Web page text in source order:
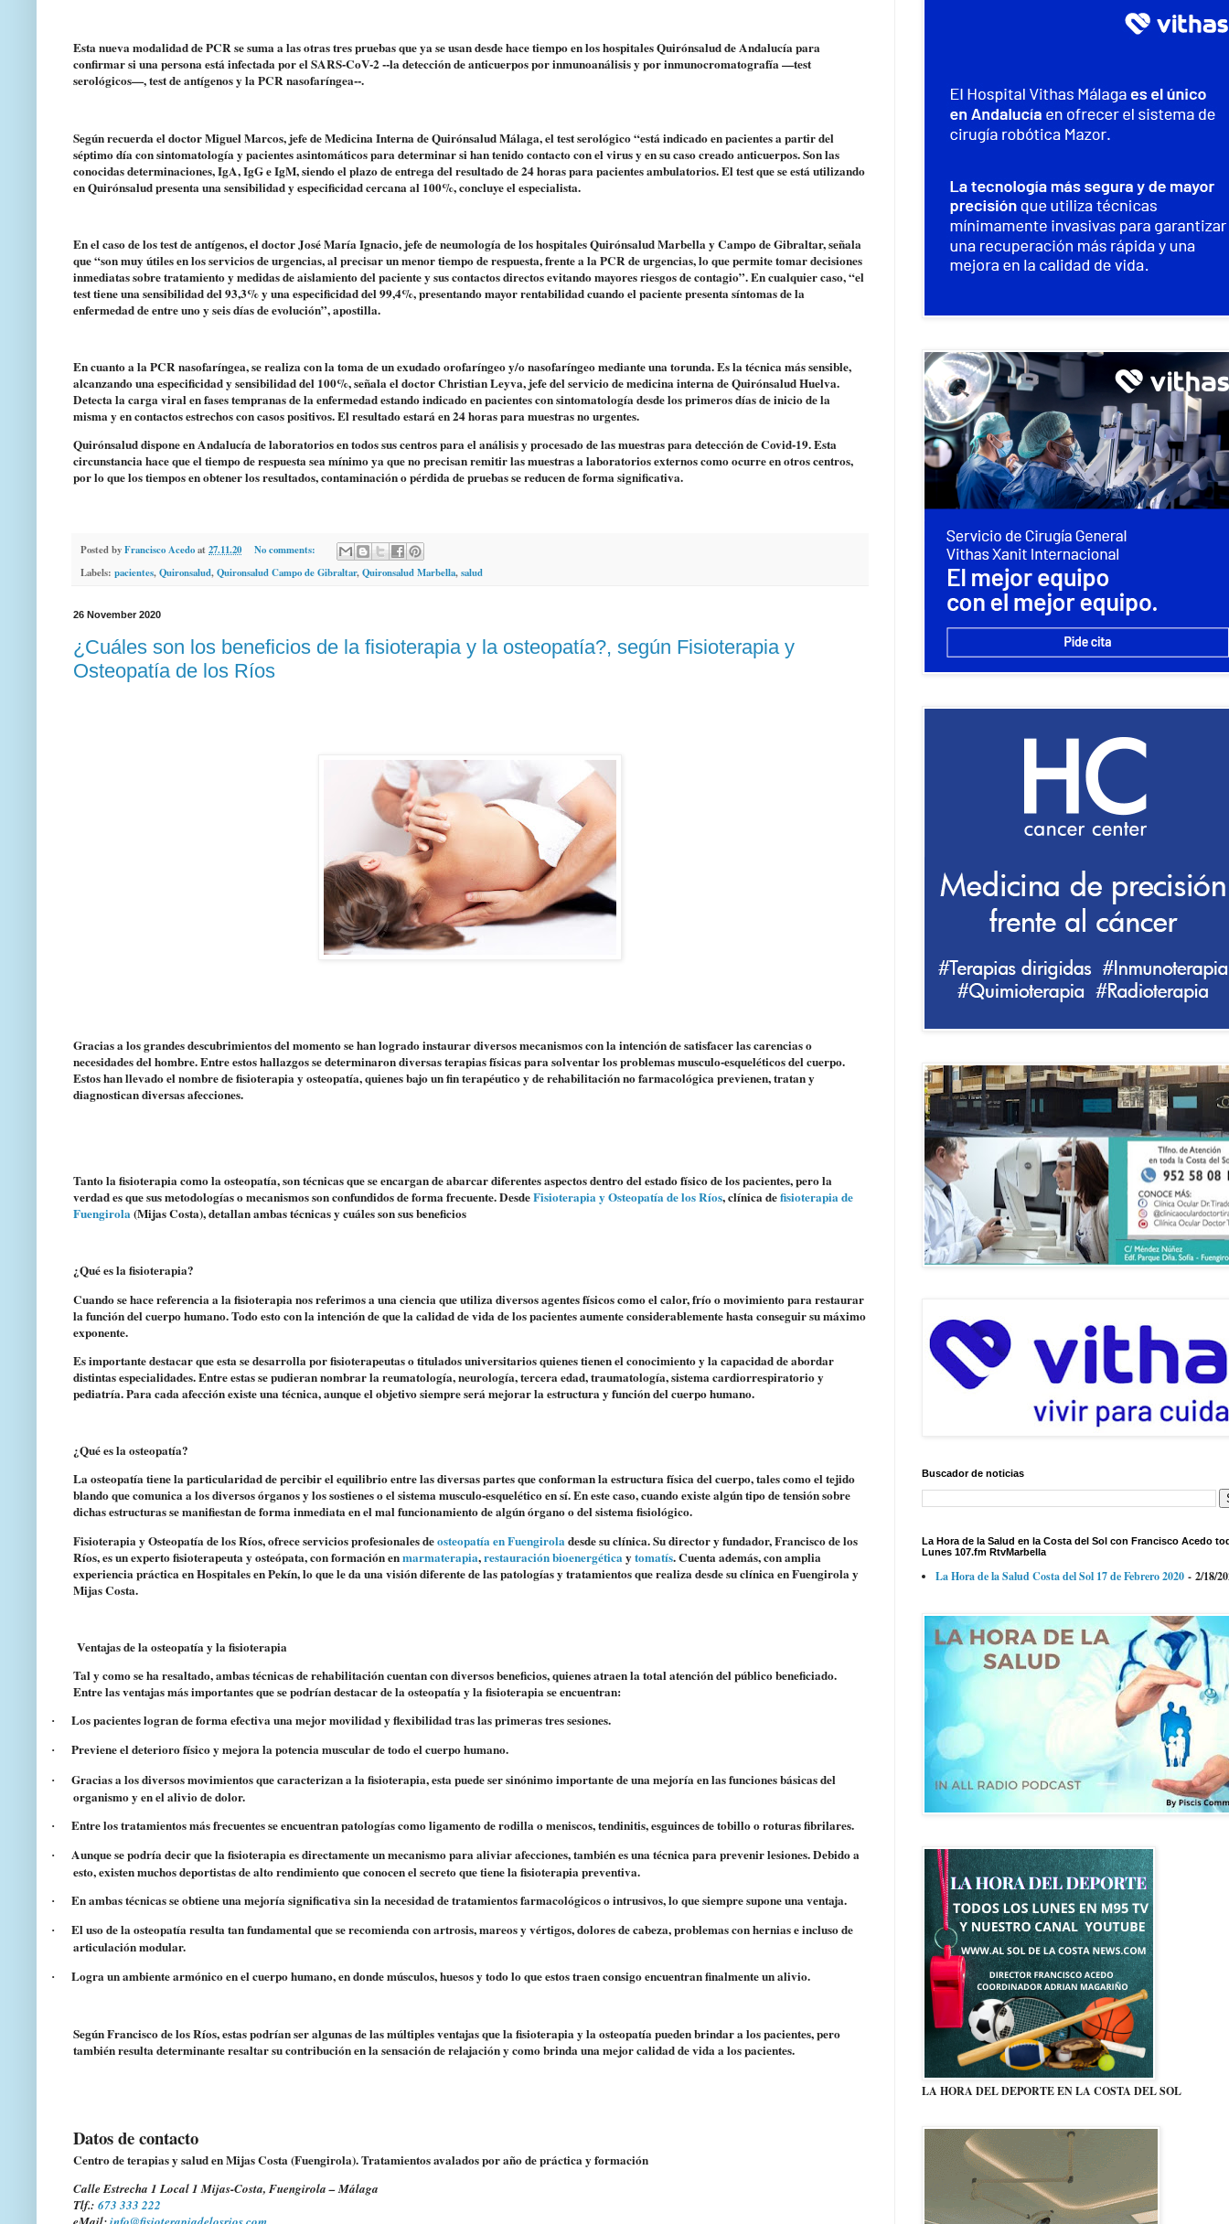
Esta nueva modalidad de PCR se suma a las otras tres pruebas que ya se usan desde hace tiempo en los hospitales Quirónsalud de Andalucía para
confirmar si una persona está infectada por el SARS-CoV-2 --la detección de anticuerpos por inmunoanálisis y por inmunocromatografía —test
serológicos—, test de antígenos y la PCR nasofaríngea--.
Según recuerda el doctor Miguel Marcos, jefe de Medicina Interna de Quirónsalud Málaga, el test serológico “está indicado en pacientes a partir del
séptimo día con sintomatología y pacientes asintomáticos para determinar si han tenido contacto con el virus y en su caso creado anticuerpos. Son las
conocidas determinaciones, IgA, IgG e IgM, siendo el plazo de entrega del resultado de 24 horas para pacientes ambulatorios. El test que se está utilizando
en Quirónsalud presenta una sensibilidad y especificidad cercana al 100%, concluye el especialista.
En el caso de los test de antígenos, el doctor José María Ignacio, jefe de neumología de los hospitales Quirónsalud Marbella y Campo de Gibraltar, señala
que “son muy útiles en los servicios de urgencias, al precisar un menor tiempo de respuesta, frente a la PCR de urgencias, lo que permite tomar decisiones
inmediatas sobre tratamiento y medidas de aislamiento del paciente y sus contactos directos evitando mayores riesgos de contagio”. En cualquier caso, “el
test tiene una sensibilidad del 93,3% y una especificidad del 99,4%, presentando mayor rentabilidad cuando el paciente presenta síntomas de la
enfermedad de entre uno y seis días de evolución”, apostilla.
En cuanto a la PCR nasofaríngea, se realiza con la toma de un exudado orofaríngeo y/o nasofaríngeo mediante una torunda. Es la técnica más sensible,
alcanzando una especificidad y sensibilidad del 100%, señala el doctor Christian Leyva, jefe del servicio de medicina interna de Quirónsalud Huelva.
Detecta la carga viral en fases tempranas de la enfermedad estando indicado en pacientes con sintomatología desde los primeros días de inicio de la
misma y en contactos estrechos con casos positivos. El resultado estará en 24 horas para muestras no urgentes.
Quirónsalud dispone en Andalucía de laboratorios en todos sus centros para el análisis y procesado de las muestras para detección de Covid-19. Esta
circunstancia hace que el tiempo de respuesta sea mínimo ya que no precisan remitir las muestras a laboratorios externos como ocurre en otros centros,
por lo que los tiempos en obtener los resultados, contaminación o pérdida de pruebas se reducen de forma significativa.
Posted byFrancisco Acedoat 27.11.20
No comments:
Labels: pacientes,Quironsalud,Quironsalud Campo de Gibraltar,Quironsalud Marbella,salud
26 November 2020
¿Cuáles son los beneficios de la fisioterapia y la osteopatía?, según Fisioterapia y
Osteopatía de los Ríos
Gracias a los grandes descubrimientos del momento se han logrado instaurar diversos mecanismos con la intención de satisfacer las carencias o
necesidades del hombre. Entre estos hallazgos se determinaron diversas terapias físicas para solventar los problemas musculo-esqueléticos del cuerpo.
Estos han llevado el nombre de fisioterapia y osteopatía, quienes bajo un fin terapéutico y de rehabilitación no farmacológica previenen, tratan y
diagnostican diversas afecciones.
Tanto la fisioterapia como la osteopatía, son técnicas que se encargan de abarcar diferentes aspectos dentro del estado físico de los pacientes, pero la
verdad es que sus metodologías o mecanismos son confundidos de forma frecuente. DesdeFisioterapia y Osteopatía de los Ríos, clínica defisioterapia de
Fuengirola(Mijas Costa), detallan ambas técnicas y cuáles son sus beneficios
¿Qué es la fisioterapia?
Cuando se hace referencia a la fisioterapia nos referimos a una ciencia que utiliza diversos agentes físicos como el calor, frío o movimiento para restaurar
la función del cuerpo humano. Todo esto con la intención de quela calidad de vida de los pacientes aumente considerablemente hasta conseguir su máximo
exponente.
Es importante destacar que esta se desarrolla porfisioterapeutasotitulados universitariosquienes tienen el conocimiento y la capacidad de abordar
distintas especialidades. Entre estas se pudieran nombrar lareumatología, neurología, tercera edad, traumatología, sistema cardiorrespiratorio y
pediatría. Para cada afección existe una técnica, aunque el objetivo siempre serámejorar la estructura y función del cuerpo humano.
¿Qué es la osteopatía?
La osteopatía tiene la particularidad depercibir el equilibrio entre las diversas partes que conforman la estructura física del cuerpo, tales como el tejido
blando que comunica a los diversos órganos y los sostienes o el sistema musculo-esquelético en sí. En este caso, cuando existe algún tipo de tensión sobre
dichas estructuras se manifiestan de forma inmediata en el mal funcionamiento de algún órgano o del sistema fisiológico.
Fisioterapia y Osteopatía de los Ríos, ofrece servicios profesionales deosteopatía en Fuengiroladesde su clínica. Su director y fundador,Francisco de los
Ríos, es un experto fisioterapeuta y osteópata, con formación enmarmaterapia,restauración bioenergéticaytomatís. Cuenta además, con amplia
experiencia práctica en Hospitales en Pekín, lo que le da una visión diferente de las patologías y tratamientos que realiza desde su clínica en Fuengirola y
Mijas Costa.
Ventajas de la osteopatía y la fisioterapia
Tal y como se ha resaltado, ambas técnicas de rehabilitación cuentan con diversos beneficios, quienes atraen la total atención del público beneficiado.
Entre las ventajas más importantes que se podrían destacar de la osteopatía y la fisioterapia se encuentran:
· Los pacientes logran de forma efectiva una mejormovilidad y flexibilidadtras las primeras tres sesiones.
· Previene el deterioro físico y mejora la potencia muscularde todo el cuerpo humano.
· Gracias a los diversos movimientos que caracterizan a la fisioterapia, esta puede ser sinónimo importante de una mejoría en lasfunciones básicas del
organismo y en el alivio de dolor.
· Entre los tratamientos más frecuentes se encuentran patologías comoligamento de rodilla o meniscos, tendinitis, esguinces de tobillo o roturas fibrilares.
· Aunque se podría decir que la fisioterapia es directamente un mecanismo para aliviar afecciones, también es una técnica para prevenir lesiones.Debido a
esto, existen muchos deportistas de alto rendimiento que conocen el secreto que tiene la fisioterapia preventiva.
· En ambas técnicas se obtiene una mejoría significativa sin la necesidadde tratamientos farmacológicos o intrusivos,lo que siempre supone una ventaja.
· El uso de la osteopatía resulta tan fundamentalque se recomienda con artrosis, mareos y vértigos, dolores de cabeza, problemas con hernias e incluso de
articulación modular.
· Logra unambiente armónico en el cuerpo humano, en donde músculos, huesos y todo lo que estos traen consigo encuentran finalmente un alivio.
Según Francisco de los Ríos, estas podrían ser algunas de las múltiples ventajas que la fisioterapia y la osteopatía pueden brindar a los pacientes, pero
también resulta determinante resaltar su contribución en la sensación de relajación y como brinda una mejor calidad de vida a los pacientes.
Datos de contacto
Centro de terapias y salud en Mijas Costa (Fuengirola). Tratamientos avalados por año de práctica y formación
Calle Estrecha 1 Local 1 Mijas-Costa, Fuengirola – Málaga
Tlf.: 673 333 222
Buscador de noticias
La Hora de la Salud en la Costa del Sol con Francisco Acedo
Lunes 107.fm RtvMarbella
La Hora de la Salud Costa del Sol 17 de Febrero 2020 - 2/18/
LA HORA DEL DEPORTE EN LA COSTA DEL SOL